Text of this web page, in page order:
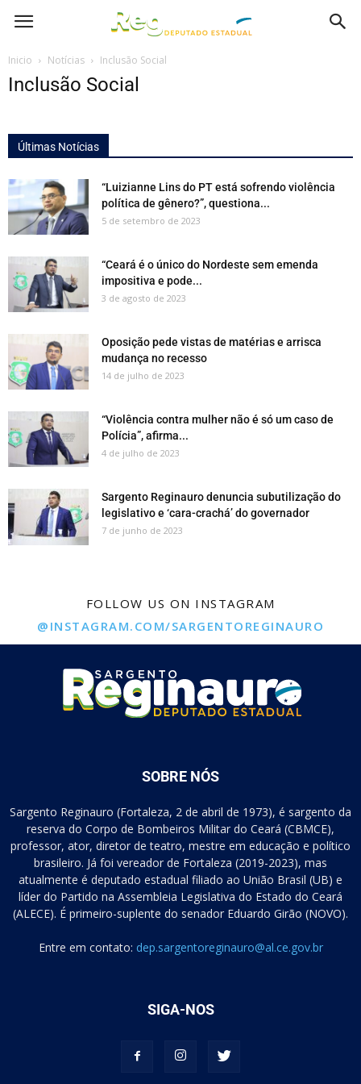
Inicio Notícias Inclusão Social
Inclusão Social
Últimas Notícias
“Luizianne Lins do PT está sofrendo violência
política de gênero?”, questiona...
5 de setembro de 2023
“Ceará é o único do Nordeste sem emenda
impositiva e pode...
3 de agosto de 2023
Oposição pede vistas de matérias e arrisca
mudança no recesso
14 de julho de 2023
“Violência contra mulher não é só um caso de
Polícia”, afirma...
4 de julho de 2023
Sargento Reginauro denuncia subutilização do
legislativo e ‘cara-crachá’ do governador
7 de junho de 2023
FOLLOW US ON INSTAGRAM
@INSTAGRAM.COM/SARGENTOREGINAURO
SOBRE NÓS
Sargento Reginauro (Fortaleza, 2 de abril de 1973), é sargento da
reserva do Corpo de Bombeiros Militar do Ceará (CBMCE),
professor, ator, diretor de teatro, mestre em educação e político
brasileiro. Já foi vereador de Fortaleza (2019-2023), mas
atualmente é deputado estadual filiado ao União Brasil (UB) e
líder do Partido na Assembleia Legislativa do Estado do Ceará
(ALECE). É primeiro-suplente do senador Eduardo Girão (NOVO).
Entre em contato: dep.sargentoreginauro@al.ce.gov.br
SIGA-NOS